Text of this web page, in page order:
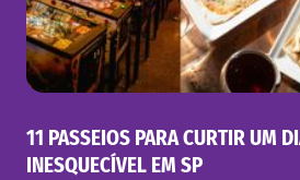
11 PASSEIOS PARA CURTIR UM
INESQUECÍVEL EM SP